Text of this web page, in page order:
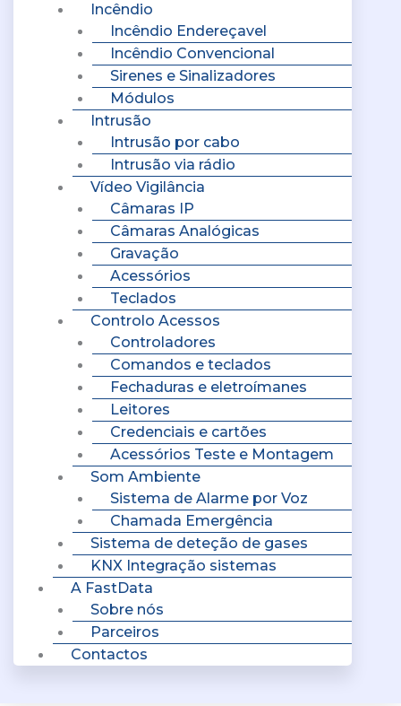
Incêndio
Incêndio Endereçavel
Incêndio Convencional
Sirenes e Sinalizadores
Módulos
Intrusão
Intrusão por cabo
Intrusão via rádio
Vídeo Vigilância
Câmaras IP
Câmaras Analógicas
Gravação
Acessórios
Teclados
Controlo Acessos
Controladores
Comandos e teclados
Fechaduras e eletroímanes
Leitores
Credenciais e cartões
Acessórios Teste e Montagem
Som Ambiente
Sistema de Alarme por Voz
Chamada Emergência
Sistema de deteção de gases
KNX Integração sistemas
A FastData
Sobre nós
Parceiros
Contactos